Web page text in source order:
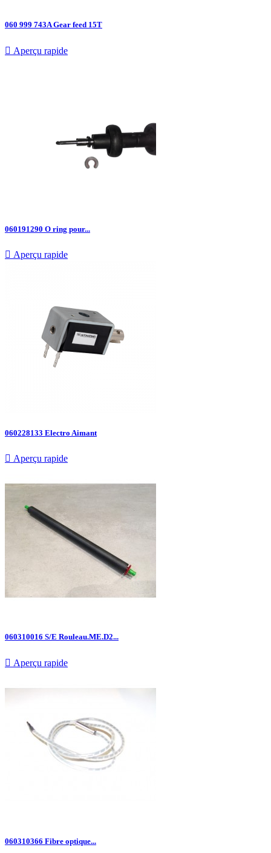
060 999 743A Gear feed 15T
 Aperçu rapide
060191290 O ring pour...
 Aperçu rapide
060228133 Electro Aimant
 Aperçu rapide
060310016 S/E Rouleau.ME.D2...
 Aperçu rapide
060310366 Fibre optique...